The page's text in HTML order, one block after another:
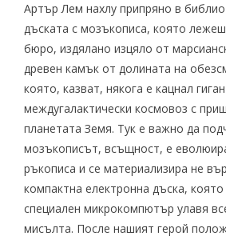
Артър Лем нахлу припряно в
дъската с мозъкописа, която
бюро, издялано изцяло от
древен камък от долината на
която, казват, някога е кацнал
междугалактически космовоз с
планетата Земя. Тук е важно да
мозъкописът, всъщност, е
ръкописа и се материализира не
компактна електронна дъска,
специален микрокомпютър улавя
мисълта. После нашият герой